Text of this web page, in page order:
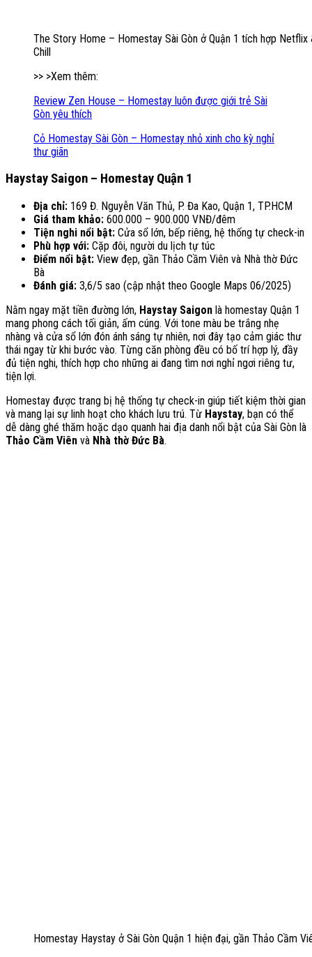
The Story Home – Homestay Sài Gòn ở Quận 1 tích hợp Netflix
Chill
>> >Xem thêm:
Review Zen House – Homestay luôn được giới trẻ Sài
Gòn yêu thích
Cỏ Homestay Sài Gòn – Homestay nhỏ xinh cho kỳ nghỉ
thư giãn
Haystay Saigon – Homestay Quận 1
Địa chỉ: 169 Đ. Nguyễn Văn Thủ, P. Đa Kao, Quận 1, TP.HCM
Giá tham khảo: 600.000 – 900.000 VNĐ/đêm
Tiện nghi nổi bật: Cửa sổ lớn, bếp riêng, hệ thống tự check-in
Phù hợp với: Cặp đôi, người du lịch tự túc
Điểm nổi bật: View đẹp, gần Thảo Cầm Viên và Nhà thờ Đức
Bà
Đánh giá: 3,6/5 sao (cập nhật theo Google Maps 06/2025)
Nằm ngay mặt tiền đường lớn, Haystay Saigon là homestay Quận 1
mang phong cách tối giản, ấm cúng. Với tone màu be trắng nhẹ
nhàng và cửa sổ lớn đón ánh sáng tự nhiên, nơi đây tạo cảm giác thư
thái ngay từ khi bước vào. Từng căn phòng đều có bố trí hợp lý, đầy
đủ tiện nghi, thích hợp cho những ai đang tìm nơi nghỉ ngơi riêng tư,
tiện lợi.
Homestay được trang bị hệ thống tự check-in giúp tiết kiệm thời gian
và mang lại sự linh hoạt cho khách lưu trú. Từ Haystay, bạn có thể
dễ dàng ghé thăm hoặc dạo quanh hai địa danh nổi bật của Sài Gòn là
Thảo Cầm Viên và Nhà thờ Đức Bà.
Homestay Haystay ở Sài Gòn Quận 1 hiện đại, gần Thảo Cầm